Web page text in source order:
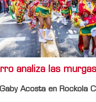
analiza las
Acosta en Rockola